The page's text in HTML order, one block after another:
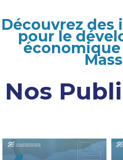
Découvrez des
pour le
économique
Nos